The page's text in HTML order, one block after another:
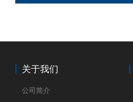
关于我们
公司简介